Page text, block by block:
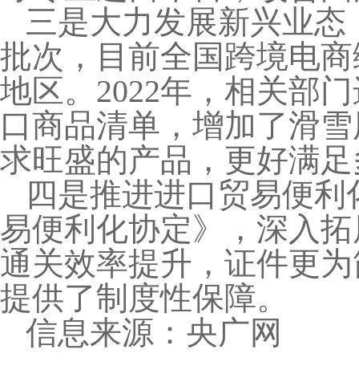
三是大力发展新兴业
批次，目前全国跨境电
地区。2022年，相关部
口商品清单，增加了滑
求旺盛的产品，更好满
四是推进进口贸易便
易便利化协定》，深入
通关效率提升，证件更
提供了制度性保障。
信息来源：央广网